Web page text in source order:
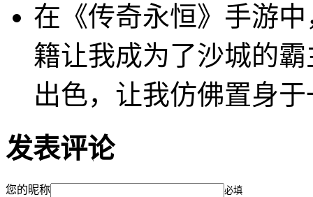
在《传奇永恒》手游
籍让我成为了沙城的
出色，让我仿佛置身
发表评论
您的昵称 必填